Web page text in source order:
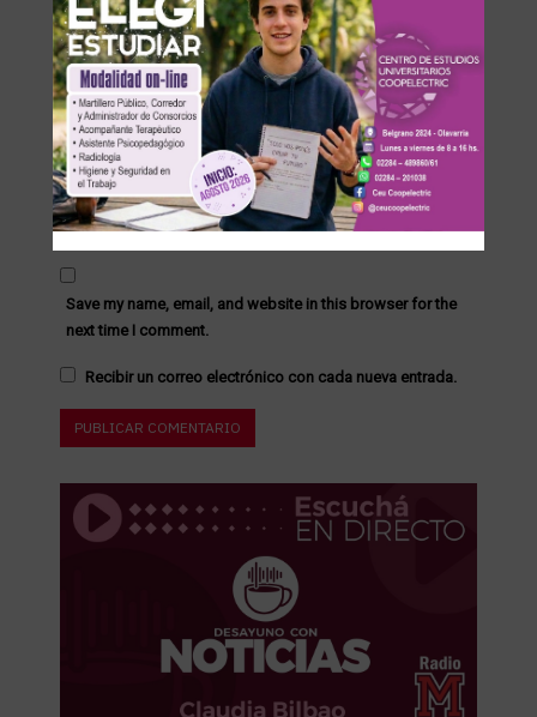
Save my name, email, and website in this browser for the
next time I comment.
Recibir un correo electrónico con cada nueva entrada.